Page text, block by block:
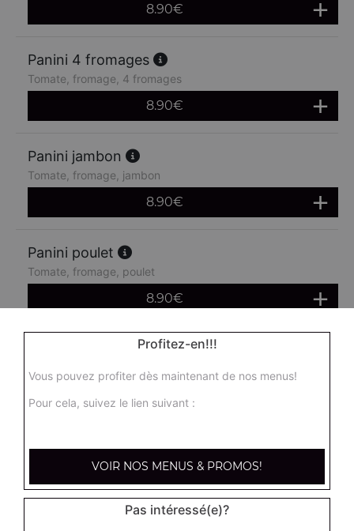
8.90€
Panini 4 fromages
Tomate, fromage, 4 fromages
8.90€
Panini jambon
Tomate, fromage, jambon
8.90€
Panini poulet
Tomate, fromage, poulet
8.90€
Panini chèvre miel
8.90
Panini merguez
Tomates fraîches, fromage, merguez
8.90€
Profitez-en!!!
Vous pouvez profiter dès maintenant de nos menus!
Pour cela, suivez le lien suivant :
VOIR NOS MENUS & PROMOS!
Pas intéressé(e)?